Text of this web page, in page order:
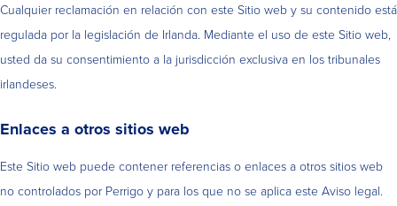
Cualquier reclamación en relación con este Sitio web y su contenido está
regulada por la legislación de Irlanda. Mediante el uso de este Sitio web,
usted da su consentimiento a la jurisdicción exclusiva en los tribunales
irlandeses.
Enlaces a otros sitios web
Este Sitio web puede contener referencias o enlaces a otros sitios web
no controlados por Perrigo y para los que no se aplica este Aviso legal.